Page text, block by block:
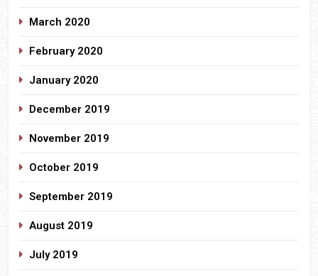
March 2020
February 2020
January 2020
December 2019
November 2019
October 2019
September 2019
August 2019
July 2019